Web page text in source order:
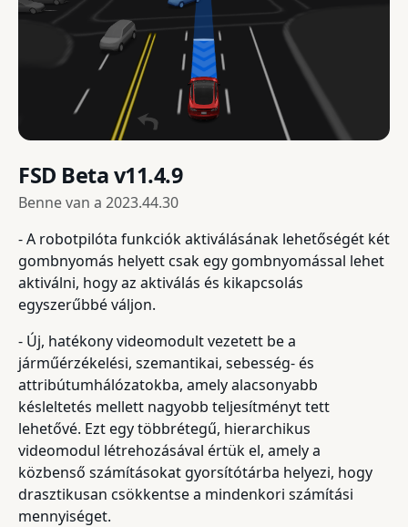
FSD Beta v11.4.9
Benne van a 2023.44.30
- A robotpilóta funkciók aktiválásának lehetőségét két
gombnyomás helyett csak egy gombnyomással lehet
aktiválni, hogy az aktiválás és kikapcsolás
egyszerűbbé váljon.
- Új, hatékony videomodult vezetett be a
járműérzékelési, szemantikai, sebesség- és
attribútumhálózatokba, amely alacsonyabb
késleltetés mellett nagyobb teljesítményt tett
lehetővé. Ezt egy többrétegű, hierarchikus
videomodul létrehozásával értük el, amely a
közbenső számításokat gyorsítótárba helyezi, hogy
drasztikusan csökkentse a mindenkori számítási
mennyiséget.